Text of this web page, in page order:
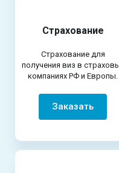
Страхование
Страхование для
получения виз в
компаниях РФ и Европы.
Заказать